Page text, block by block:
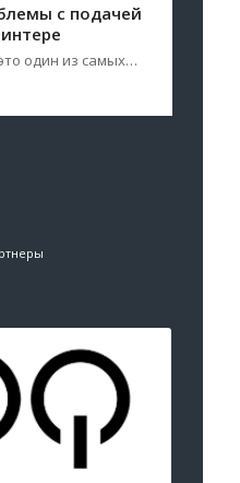
с подачей
один из самых…